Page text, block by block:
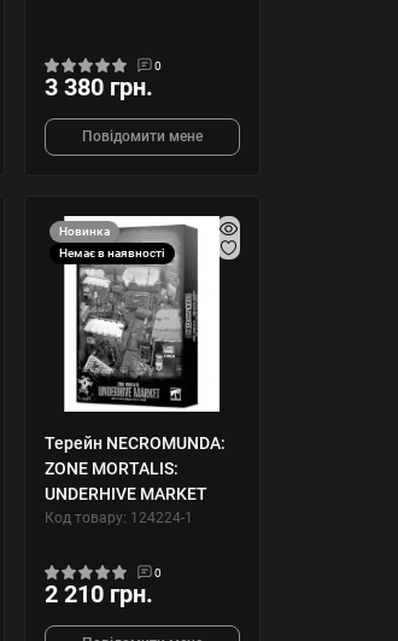
0
3 380 грн.
Повідомити мене
Новинка
Немає в наявності
Терейн NECROMUNDA:
ZONE MORTALIS:
UNDERHIVE MARKET
Код товару: 124224-1
0
2 210 грн.